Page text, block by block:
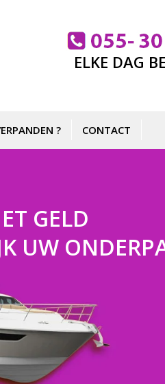
ELKE DAG
? CONTACT
GELD
UW